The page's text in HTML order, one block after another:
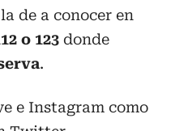
de a conocer en
o 123 donde
.
e Instagram como